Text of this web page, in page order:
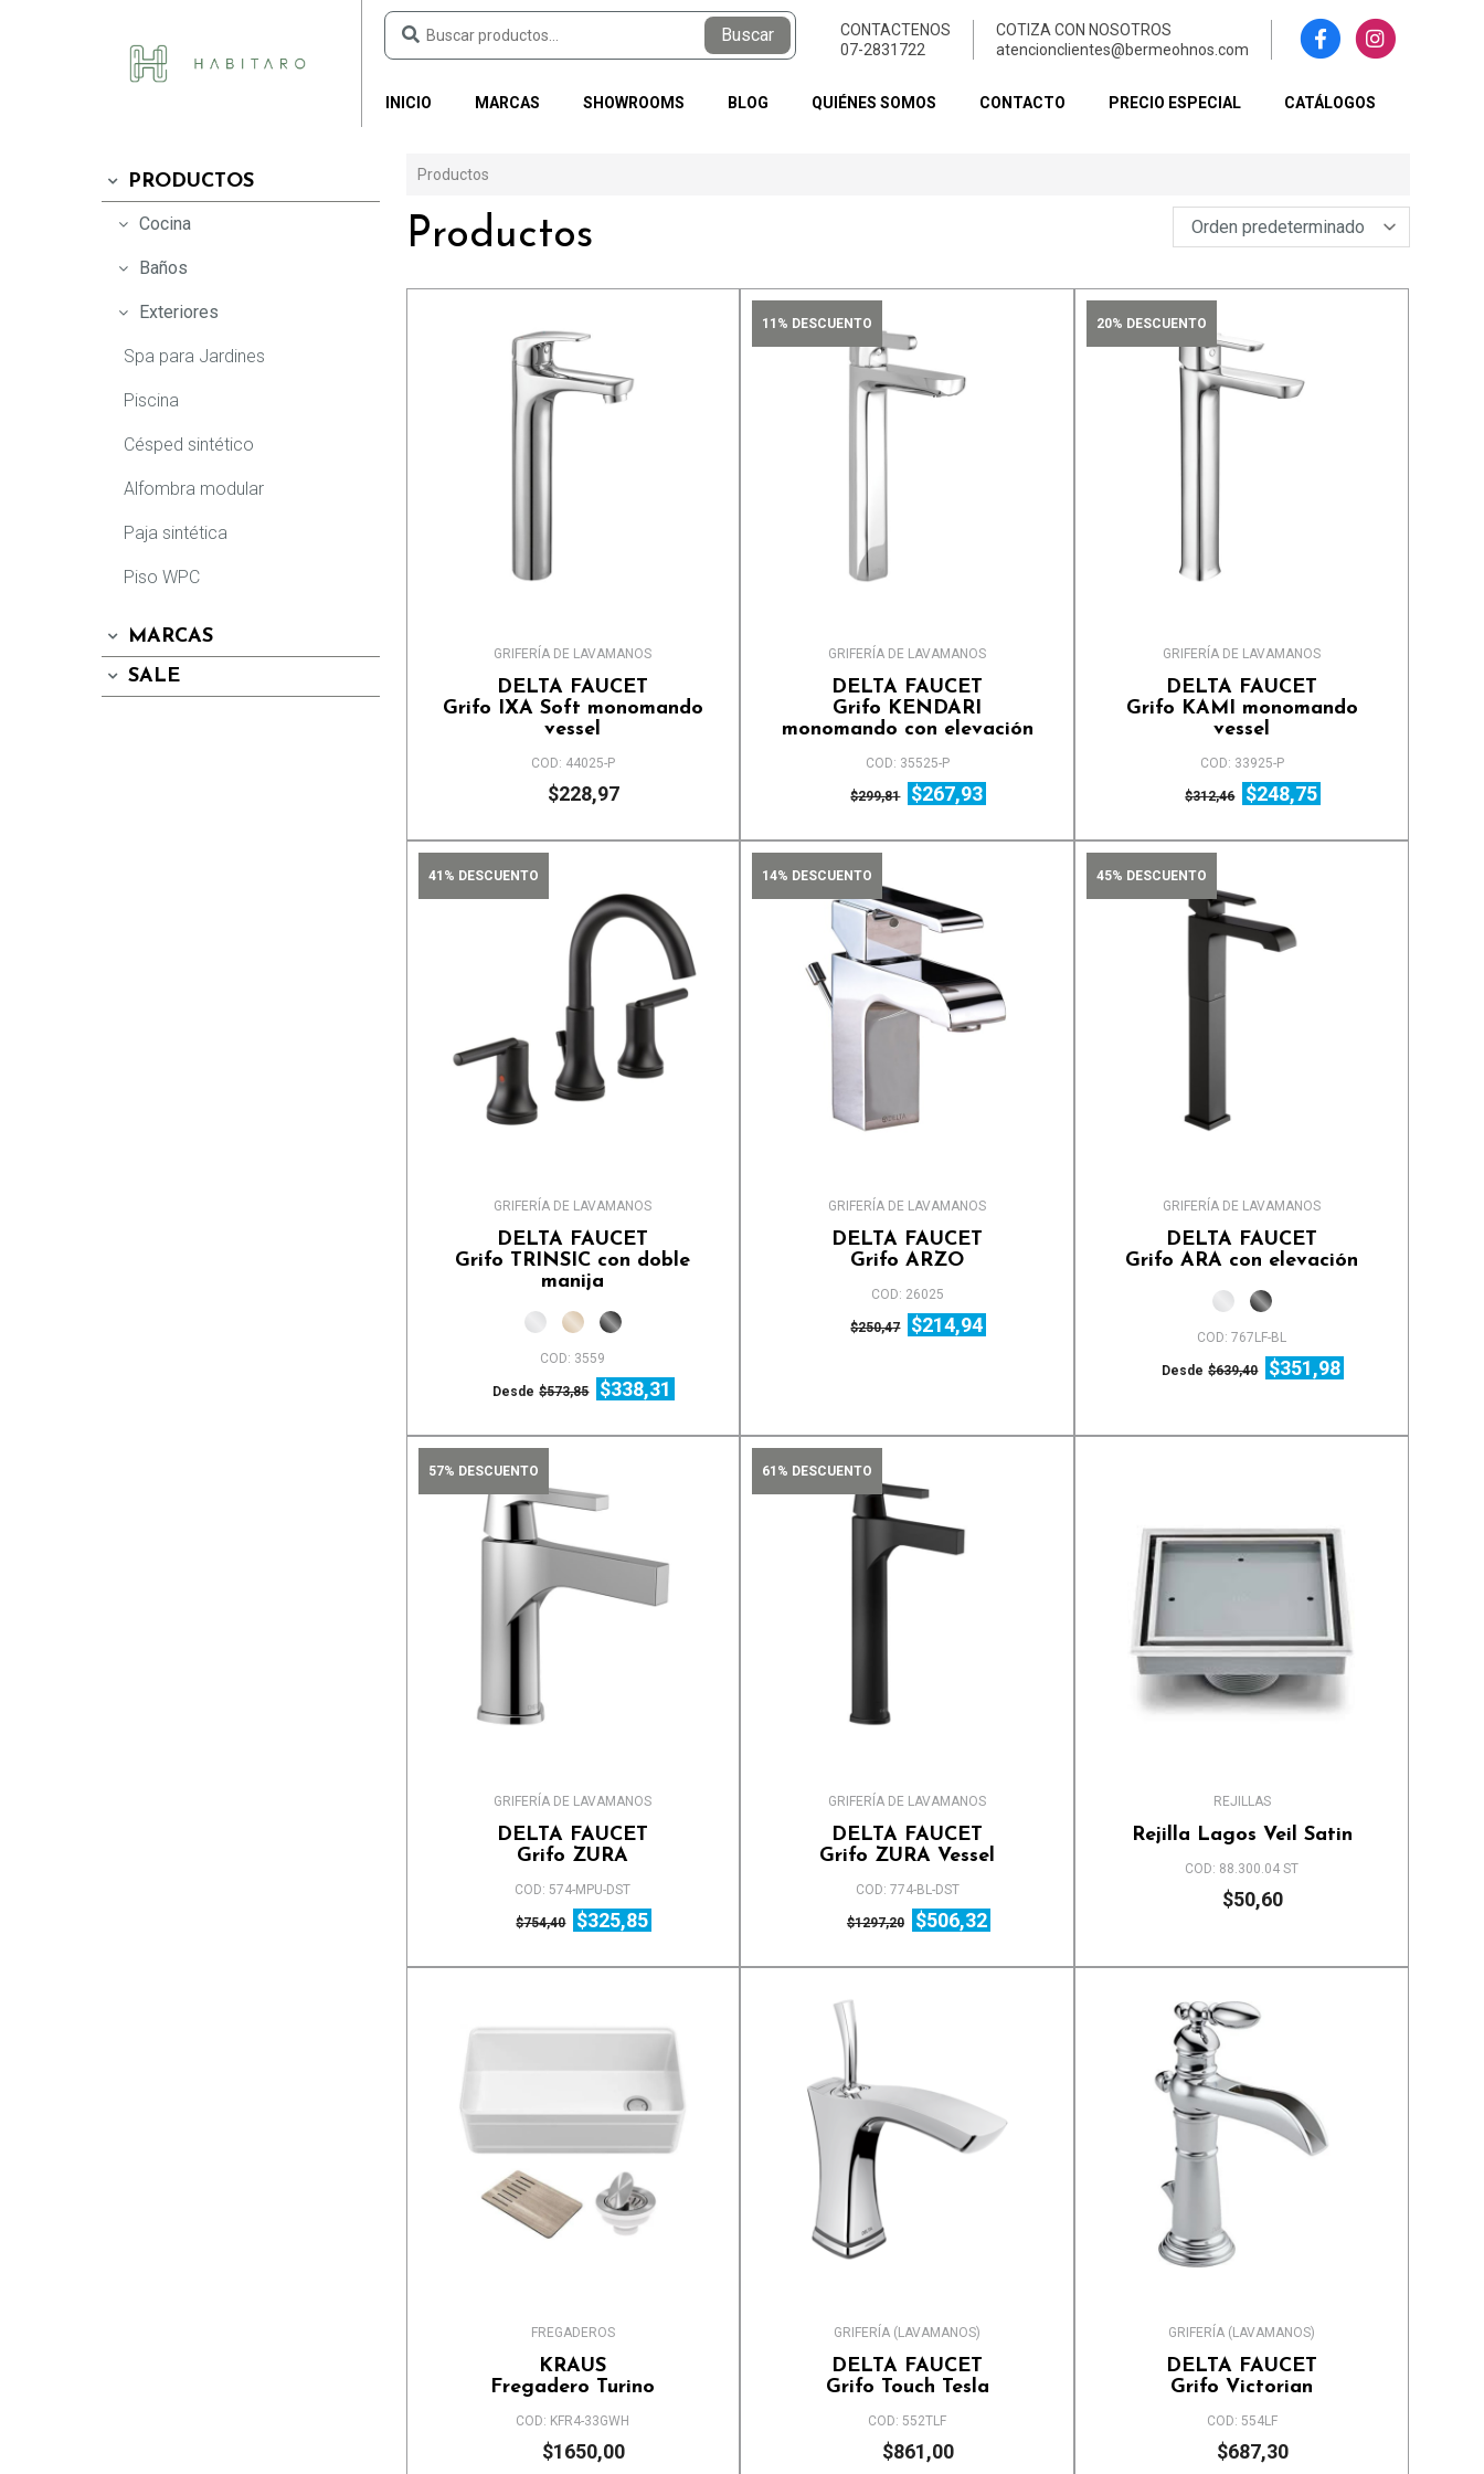
Buscar
CONTACTENOS
07-2831722
COTIZA CON NOSOTROS
atencionclientes@bermeohnos.com
INICIO MARCAS
Tecnologías y acabados
Hotspring
Adicionales
Tecnologías y acabados
Tecnologías y acabados
Extractores
Tecnologías y Garantía
Piso WPC
SHOWROOMS BLOG QUIÉNES SOMOS CONTACTO PRECIO ESPECIAL CATÁLOGOS
PRODUCTOS
Cocina
Baños
Exteriores
Spa para Jardines
Piscina
Césped sintético
Alfombra modular
Paja sintética
Piso WPC
MARCAS
SALE
Productos
Productos
GRIFERÍA DE LAVAMANOS
DELTA FAUCET
Grifo IXA Soft monomando
vessel
COD: 44025-P
$228,97
GRIFERÍA DE LAVAMANOS
DELTA FAUCET
Grifo KENDARI
monomando con elevación
COD: 35525-P
$299,81 $267,93
11% DESCUENTO
GRIFERÍA DE LAVAMANOS
DELTA FAUCET
Grifo KAMI monomando
vessel
COD: 33925-P
$312,46 $248,75
20% DESCUENTO
GRIFERÍA DE LAVAMANOS
DELTA FAUCET
Grifo TRINSIC con doble
manija
COD: 3559
Desde $573,85 $338,31
41% DESCUENTO
GRIFERÍA DE LAVAMANOS
DELTA FAUCET
Grifo ARZO
COD: 26025
$250,47 $214,94
14% DESCUENTO
GRIFERÍA DE LAVAMANOS
DELTA FAUCET
Grifo ARA con elevación
COD: 767LF-BL
Desde $639,40 $351,98
45% DESCUENTO
GRIFERÍA DE LAVAMANOS
DELTA FAUCET
Grifo ZURA
COD: 574-MPU-DST
$754,40 $325,85
57% DESCUENTO
GRIFERÍA DE LAVAMANOS
DELTA FAUCET
Grifo ZURA Vessel
COD: 774-BL-DST
$1297,20 $506,32
61% DESCUENTO
REJILLAS
Rejilla Lagos Veil Satin
COD: 88.300.04 ST
$50,60
FREGADEROS
KRAUS
Fregadero Turino
COD: KFR4-33GWH
$1650,00
GRIFERÍA (LAVAMANOS)
DELTA FAUCET
Grifo Touch Tesla
COD: 552TLF
$861,00
GRIFERÍA (LAVAMANOS)
DELTA FAUCET
Grifo Victorian
COD: 554LF
$687,30